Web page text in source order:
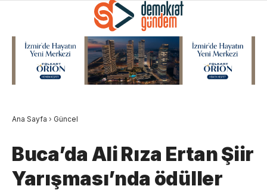
Ana Sayfa › Güncel
Buca’da Ali Rıza Ertan Şiir
Yarışması’nda ödüller